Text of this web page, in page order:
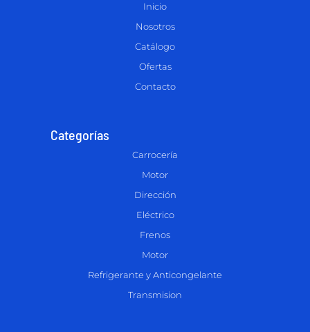
Inicio
Nosotros
Catálogo
Ofertas
Contacto
Categorías
Carrocería
Motor
Dirección
Eléctrico
Frenos
Motor
Refrigerante y Anticongelante
Transmision